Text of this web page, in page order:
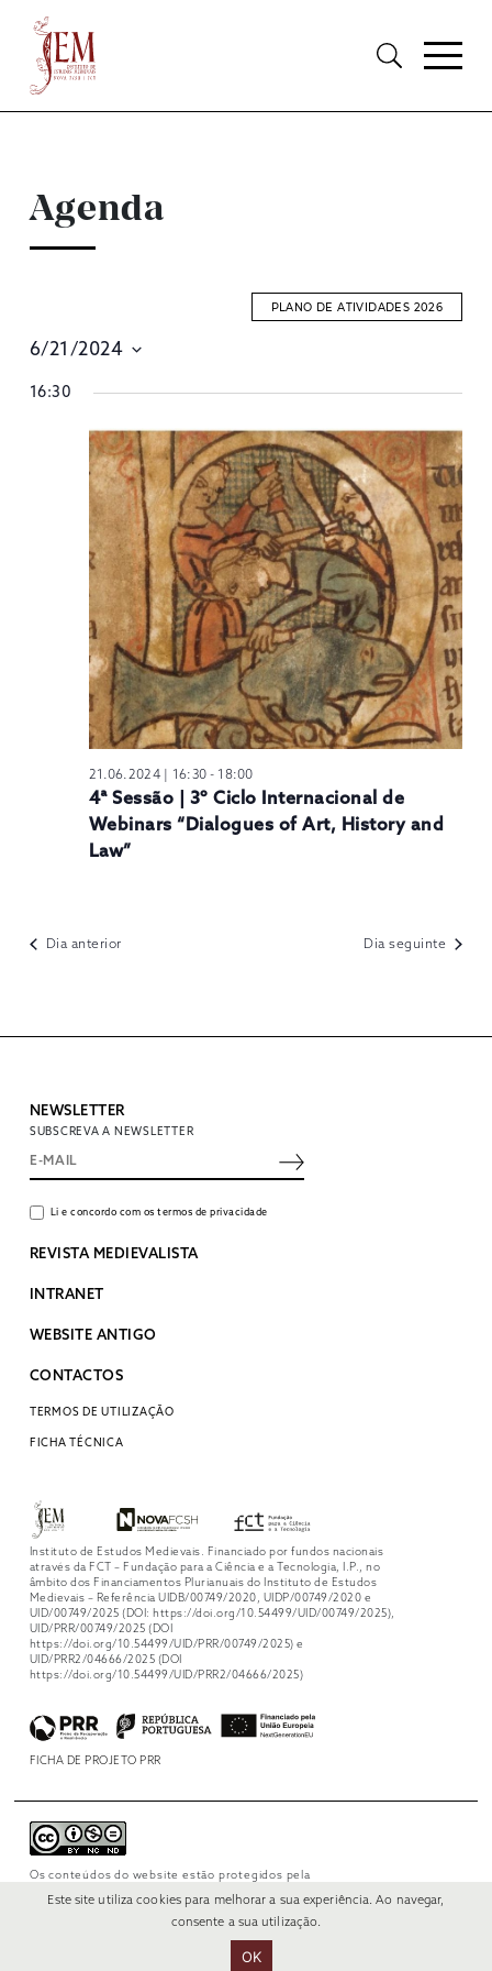
Agenda
PLANO DE ATIVIDADES 2026
6/21/2024
data
16:30
21.06.2024 | 16:30 - 18:00
4ª Sessão | 3º Ciclo Internacional de
Webinars “Dialogues of Art, History and
Law”
Dia anterior Dia seguinte
NEWSLETTER
SUBSCREVA A NEWSLETTER
Li e concordo com os termos de privacidade
REVISTA MEDIEVALISTA
INTRANET
WEBSITE ANTIGO
CONTACTOS
TERMOS DE UTILIZAÇÃO
FICHA TÉCNICA
Instituto de Estudos Medievais. Financiado por fundos nacionais
através da FCT – Fundação para a Ciência e a Tecnologia, I.P., no
âmbito dos Financiamentos Plurianuais do Instituto de Estudos
Medievais – Referência UIDB/00749/2020, UIDP/00749/2020 e
UID/00749/2025 (DOI: https://doi.org/10.54499/UID/00749/2025),
UID/PRR/00749/2025 (DOI
https://doi.org/10.54499/UID/PRR/00749/2025) e
UID/PRR2/04666/2025 (DOI
https://doi.org/10.54499/UID/PRR2/04666/2025)
FICHA DE PROJETO PRR
Os conteúdos do website estão protegidos pela
NonCommercial-NoDerivs 4.0 International.
Este site utiliza cookies para melhorar a sua experiência. Ao navegar,
consente a sua utilização.
OK